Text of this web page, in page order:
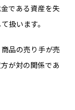
である資産を失
扱います。
品の売り手が売
が対の関係であ